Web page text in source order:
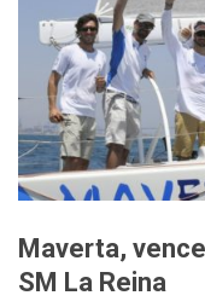
Maverta,
SM La Reina